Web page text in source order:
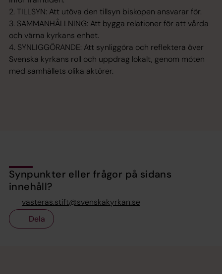
2. TILLSYN: Att utöva den tillsyn biskopen ansvarar för.
3. SAMMANHÅLLNING: Att bygga relationer för att vårda
och värna kyrkans enhet.
4. SYNLIGGÖRANDE: Att synliggöra och reflektera över
Svenska kyrkans roll och uppdrag lokalt, genom möten
med samhällets olika aktörer.
Synpunkter eller frågor på sidans
innehåll?
vasteras.stift@svenskakyrkan.se
Dela